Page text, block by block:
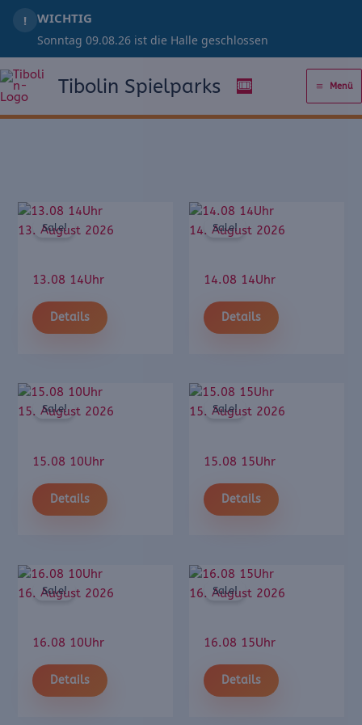
! WICHTIG
Sonntag 09.08.26 ist die Halle geschlossen
Inhalt
springen
Tibolin Spielparks 🎟️ Menü
13. August 2026
Sale!
13.08 14Uhr
Details
14. August 2026
Sale!
14.08 14Uhr
Details
15. August 2026
Sale!
15.08 10Uhr
Details
15. August 2026
Sale!
15.08 15Uhr
Details
16. August 2026
Sale!
16.08 10Uhr
Details
16. August 2026
Sale!
16.08 15Uhr
Details